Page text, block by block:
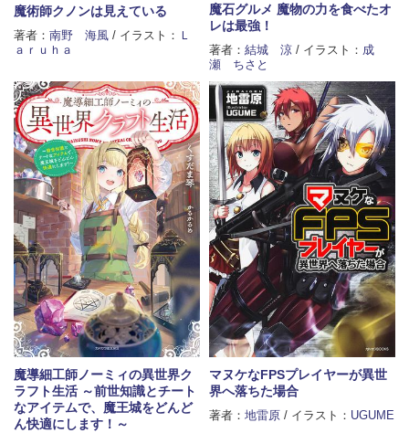
魔術師クノンは見えている
著者： 南野 海風 / イラスト： Ｌ
ａｒｕｈａ
魔石グルメ 魔物の力を食べたオ
レは最強！
著者： 結城 涼 / イラスト： 成
瀬 ちさと
魔導細工師ノーミィの異世界ク
ラフト生活 ～前世知識とチート
なアイテムで、魔王城をどんど
ん快適にします！～
マヌケなFPSプレイヤーが異世
界へ落ちた場合
著者： 地雷原 / イラスト： UGUME